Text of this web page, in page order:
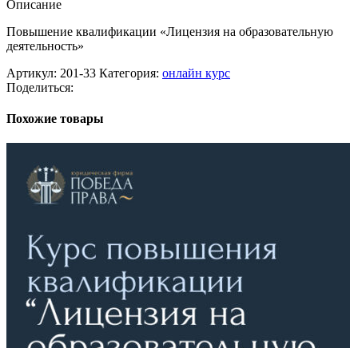
Описание
Повышение квалификации «Лицензия на образовательную
деятельность»
Артикул: 201-33 Категория: онлайн курс
Поделиться:
Похожие товары